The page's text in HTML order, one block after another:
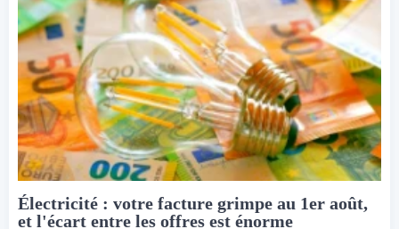
Électricité : votre facture grimpe au 1er août,
et l'écart entre les offres est énorme